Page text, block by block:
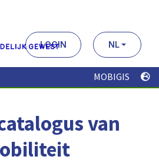
LOGIN NL
MOBIGIS
van